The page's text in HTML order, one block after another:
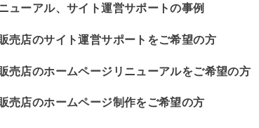
ューアル、サイト運営サポートの事例
売店のサイト運営サポートをご希望の方
売店のホームページリニューアルをご希望の方
売店のホームページ制作をご希望の方